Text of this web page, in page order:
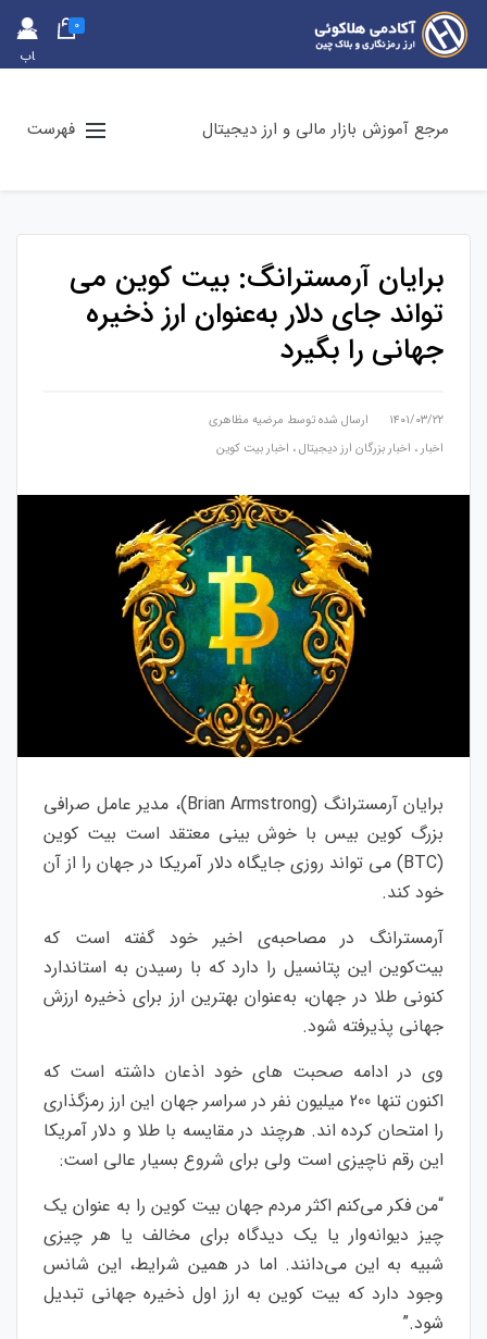
حس
اب
0
مرجع آموزش بازار مالی و ارز دیجیتال فهرست
برایان آرمسترانگ: بیت کوین می
تواند جای دلار به‌عنوان ارز ذخیره
جهانی را بگیرد
۱۴۰۱/۰۳/۲۲ ارسال شده توسط مرضیه مظاهری
اخبار ، اخبار بزرگان ارز دیجیتال، اخبار بیت کوین
برایان آرمسترانگ (Brian Armstrong)، مدیر عامل صرافی
بزرگ کوین بیس با خوش بینی معتقد است بیت کوین
(BTC) می تواند روزی جایگاه دلار آمریکا در جهان را از آن
خود کند.
آرمسترانگ در مصاحبه‌ی اخیر خود گفته است که
بیت‌کوین این پتانسیل را دارد که با رسیدن به استاندارد
کنونی طلا در جهان، به‌عنوان بهترین ارز برای ذخیره ارزش
جهانی پذیرفته شود.
وی در ادامه صحبت های خود اذعان داشته است که
اکنون تنها 200 میلیون نفر در سراسر جهان این ارز رمزگذاری
را امتحان کرده اند. هرچند در مقایسه با طلا و دلار آمریکا
این رقم ناچیزی است ولی برای شروع بسیار عالی است:
“من فکر می‌کنم اکثر مردم جهان بیت کوین را به عنوان یک
چیز دیوانه‌وار یا یک دیدگاه برای مخالف یا هر چیزی
شبیه به این می‌دانند. اما در همین شرایط، این شانس
وجود دارد که بیت کوین به ارز اول ذخیره جهانی تبدیل
شود.”